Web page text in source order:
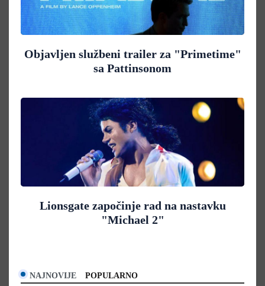
Objavljen službeni trailer za "Primetime"
sa Pattinsonom
Lionsgate započinje rad na nastavku
"Michael 2"
NAJNOVIJE POPULARNO